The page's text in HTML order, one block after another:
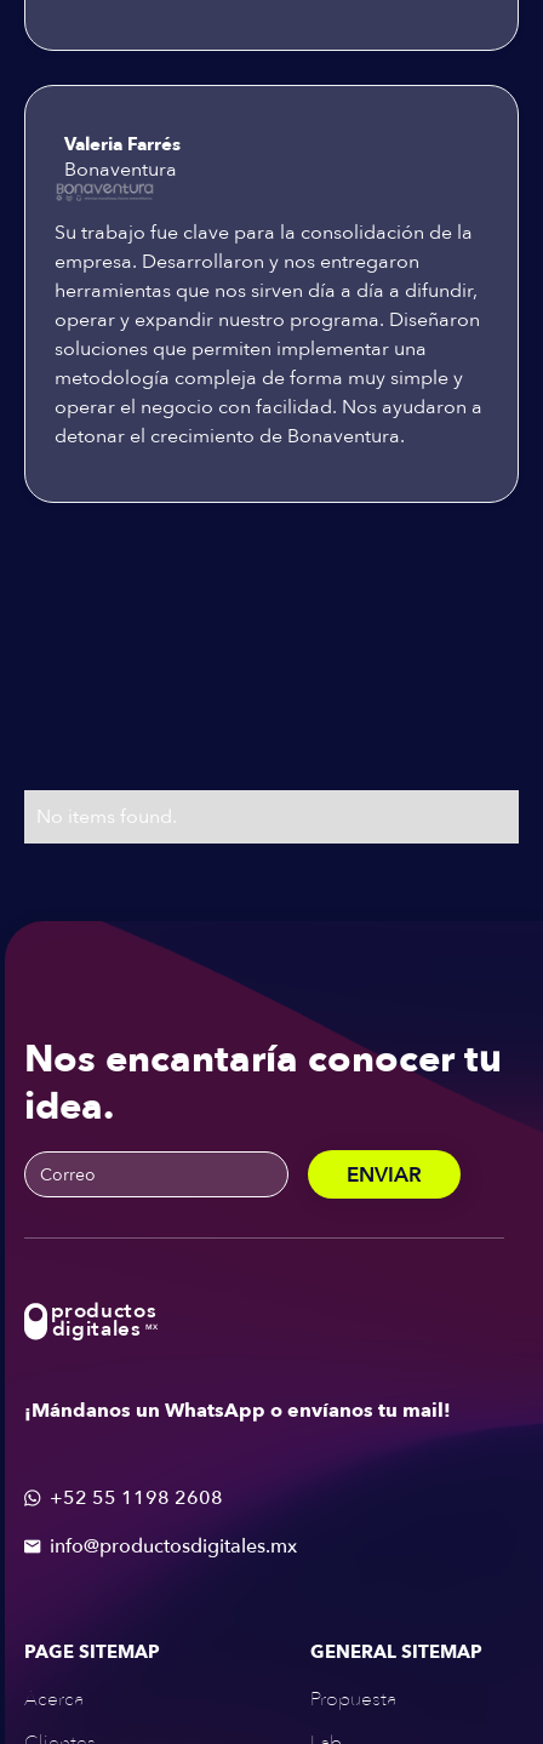
Valeria Farrés
Bonaventura
Su trabajo fue clave para la consolidación de la
empresa. Desarrollaron y nos entregaron
herramientas que nos sirven día a día a difundir,
operar y expandir nuestro programa. Diseñaron
soluciones que permiten implementar una
metodología compleja de forma muy simple y
operar el negocio con facilidad. Nos ayudaron a
detonar el crecimiento de Bonaventura.
No items found.
Nos encantaría conocer tu
idea.
productos
digitales MX
¡Mándanos un WhatsApp o envíanos tu mail!
 +52 55 1198 2608
 info@productosdigitales.mx
PAGE SITEMAP
Acerca
GENERAL SITEMAP
Propuesta